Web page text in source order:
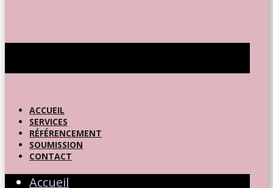
ACCUEIL
SERVICES
RÉFÉRENCEMENT
SOUMISSION
CONTACT
Accueil